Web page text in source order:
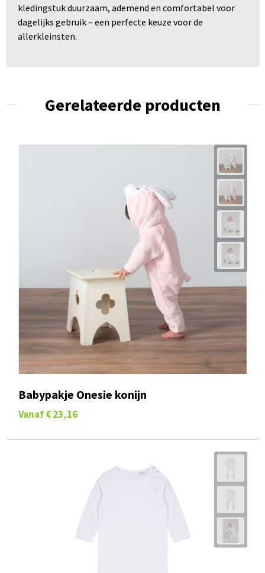
kledingstuk duurzaam, ademend en comfortabel voor
dagelijks gebruik – een perfecte keuze voor de
allerkleinsten.
Gerelateerde producten
Babypakje Onesie konijn
Vanaf € 23,16